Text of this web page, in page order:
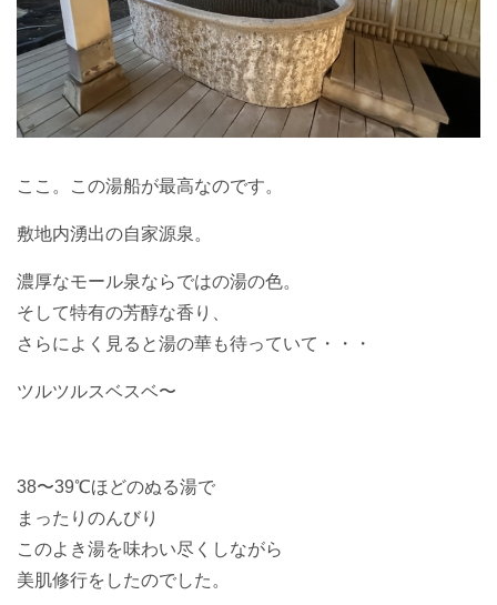
ここ。この湯船が最高なのです。
敷地内湧出の自家源泉。
濃厚なモール泉ならではの湯の色。
そして特有の芳醇な香り、
さらによく見ると湯の華も待っていて・・・
ツルツルスベスベ〜
38〜39℃ほどのぬる湯で
まったりのんびり
このよき湯を味わい尽くしながら
美肌修行をしたのでした。